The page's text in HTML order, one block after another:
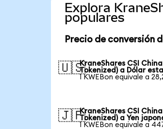
Explora
populares
Precio de conversión
🇺🇸KraneShares CSI
Tokenized) a Dólar
1 KWEBon equivale a
🇯🇵KraneShares CSI
Tokenized) a Yen
1 KWEBon equivale a